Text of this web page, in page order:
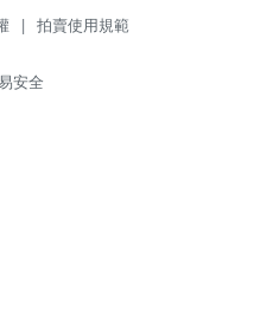
| 拍賣使用規範
安全